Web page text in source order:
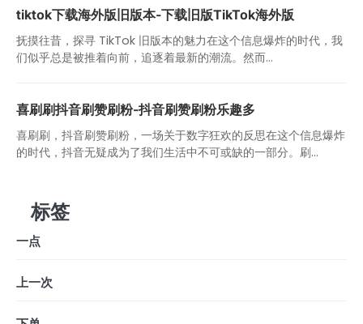
tiktok下载海外版旧版本-下载旧版TikTok海外版
抚摸往昔，探寻 TikTok 旧版本的魅力在这个信息爆炸的时代，我
们似乎总是被推着向前，追逐着最新的潮流。然而...
喜刷刷抖音刷赞刷粉-抖音刷赞刷粉乐趣多
喜刷刷，抖音刷赞刷粉，一场关于数字狂欢的反思在这个信息爆炸
的时代，抖音无疑成为了我们生活中不可或缺的一部分。刷...
标签
一点
上一次